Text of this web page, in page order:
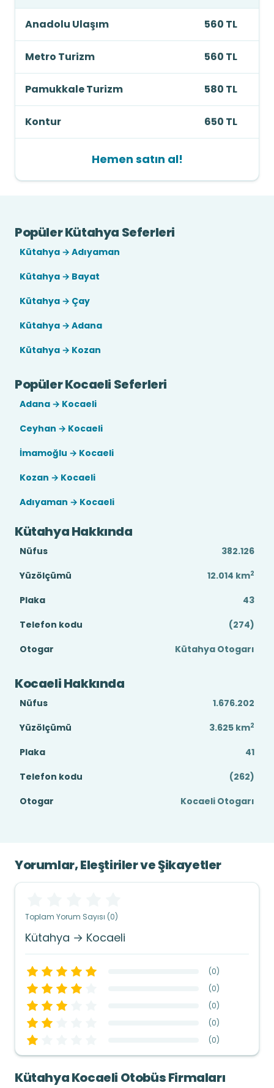
Anadolu Ulaşım 560 TL
Metro Turizm 560 TL
Pamukkale Turizm 580 TL
Kontur 650 TL
Hemen satın al!
Popüler Kütahya Seferleri
Kütahya → Adıyaman
Kütahya → Bayat
Kütahya → Çay
Kütahya → Adana
Kütahya → Kozan
Popüler Kocaeli Seferleri
Adana → Kocaeli
Ceyhan → Kocaeli
İmamoğlu → Kocaeli
Kozan → Kocaeli
Adıyaman → Kocaeli
Kütahya Hakkında
Nüfus
382.126
Yüzölçümü
12.014 km2
Plaka
43
Telefon kodu
(274)
Otogar
Kütahya Otogarı
Kocaeli Hakkında
Nüfus
1.676.202
Yüzölçümü
3.625 km2
Plaka
41
Telefon kodu
(262)
Otogar
Kocaeli Otogarı
Yorumlar, Eleştiriler ve Şikayetler
Toplam Yorum Sayısı (0)
Kütahya → Kocaeli
(0)
(0)
(0)
(0)
(0)
Kütahya Kocaeli Otobüs Firmaları